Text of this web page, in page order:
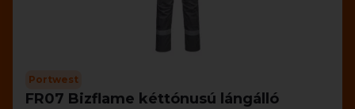
Portwest
FR07 Bizflame kéttónusú lángálló